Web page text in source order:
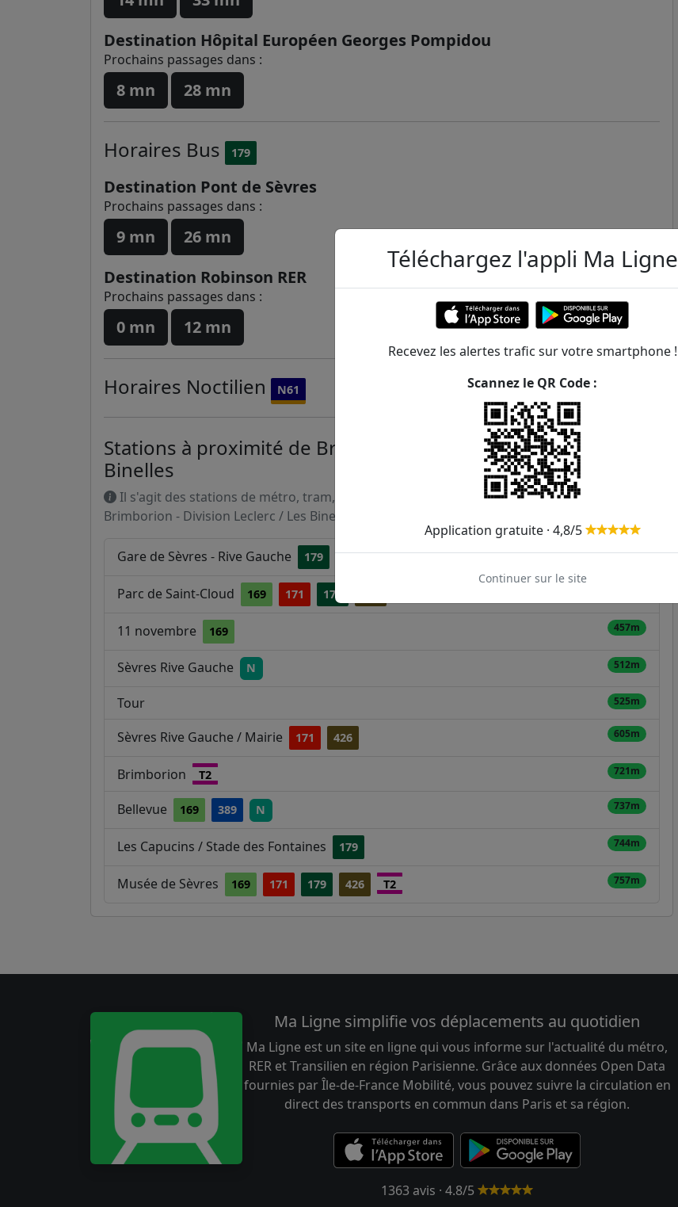
Destination Hôpital Européen Georges Pompidou
Prochains passages dans :
8 mn 28 mn
Horaires Bus 179
Destination Pont de Sèvres
Prochains passages dans :
9 mn
26 mn
Destination Robinson RER
Prochains passages dans :
0 mn 12 mn
Horaires Noctilien N61
Stations à proximité de Brimborion - Division Leclerc / Les
Binelles
Il s'agit des stations de métro, tram, RER et transilien situées à moins de 1km de la gare
Brimborion - Division Leclerc / Les Binelles.
Gare de Sèvres - Rive Gauche 179 281m
Parc de Saint-Cloud 169 171 179
11 novembre 169 457m
Sèvres Rive Gauche N 512m
Tour 525m
Sèvres Rive Gauche / Mairie 171 426 605m
Brimborion T2 721m
Bellevue 169 389 N 737m
Les Capucins / Stade des Fontaines 179 744m
Musée de Sèvres 169 171 179 426 T2 757m
Ma Ligne simplifie vos déplacements au quotidien
Ma Ligne est un site en ligne qui vous informe sur l'actualité du métro,
RER et Transilien en région Parisienne. Grâce aux données Open Data
fournies par Île-de-France Mobilité, vous pouvez suivre la circulation en
direct des transports en commun dans Paris et sa région.
1363 avis · 4.8/5
Téléchargez l'appli Ma Ligne
Recevez les alertes trafic sur votre smartphone !
Scannez le QR Code :
Application gratuite · 4,8/5
Continuer sur le site